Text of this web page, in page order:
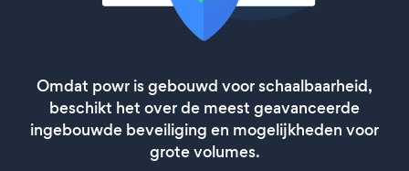
Omdat powr is gebouwd voor schaalbaarheid,
beschikt het over de meest geavanceerde
ingebouwde beveiliging en mogelijkheden voor
grote volumes.